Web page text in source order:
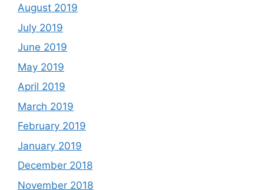
August 2019
July 2019
June 2019
May 2019
April 2019
March 2019
February 2019
January 2019
December 2018
November 2018